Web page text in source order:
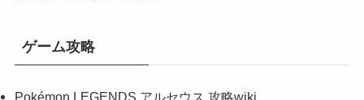
ゲーム攻略
Pokémon LEGENDS アルセウス 攻略wiki